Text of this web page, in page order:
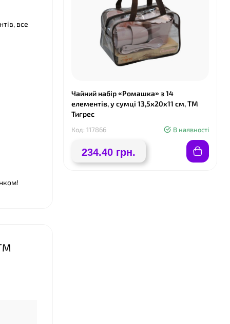
все
Чайний набір «Ромашка» з 14
елементів, у сумці 13,5х20х11 см, ТМ
Тигрес
Код: 117866 В наявності
234.40 грн.